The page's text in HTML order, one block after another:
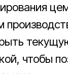
чтобы